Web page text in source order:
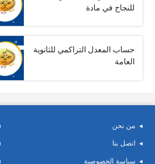
للنجاح في مادة
حساب المعدل التراكمي للثانوية
العامة
من نحن
اتصل بنا
سياسة الخصوصية